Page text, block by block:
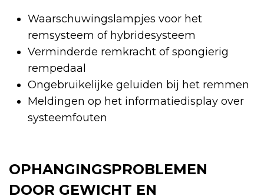
Waarschuwingslampjes voor het
remsysteem of hybridesysteem
Verminderde remkracht of spongierig
rempedaal
Ongebruikelijke geluiden bij het remmen
Meldingen op het informatiedisplay over
systeemfouten
OPHANGINGSPROBLEMEN
DOOR GEWICHT EN